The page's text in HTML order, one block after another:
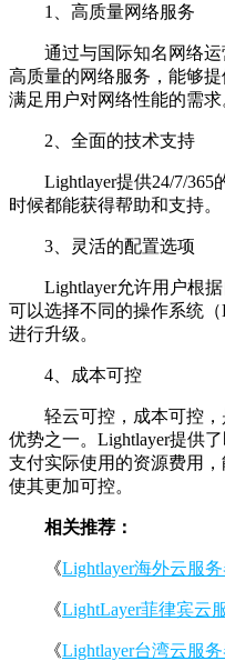
1、高质量网络服务
通过与国际知名网络运
高质量的网络服务，能够
满足用户对网络性能的需求
2、全面的技术支持
Lightlayer提供24/7/
时候都能获得帮助和支持。
3、灵活的配置选项
Lightlayer允许用户根
可以选择不同的操作系统
进行升级。
4、成本可控
轻云可控，成本可控
优势之一。Lightlayer提供
支付实际使用的资源费用
使其更加可控。
相关推荐：
《Lightlayer海外云服
《LightLayer菲律宾云
《Lightlayer台湾云服